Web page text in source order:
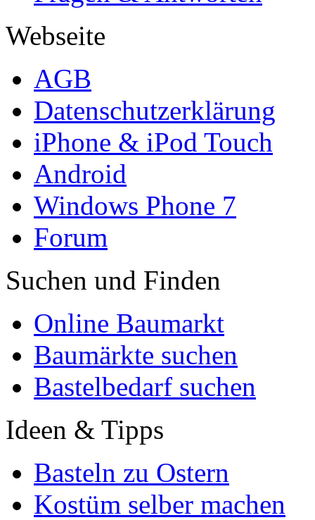
Webseite
AGB
Datenschutzerklärung
iPhone & iPod Touch
Android
Windows Phone 7
Forum
Suchen und Finden
Online Baumarkt
Baumärkte suchen
Bastelbedarf suchen
Ideen & Tipps
Basteln zu Ostern
Kostüm selber machen